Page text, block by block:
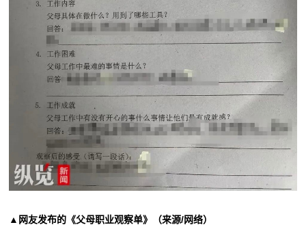
▲网友发布的《父母职业观察单》（来源/网络）